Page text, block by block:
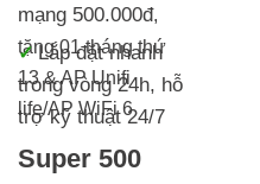
mạng 500.000đ,
tặng 01 tháng thứ
13 & AP Unifi
life/AP WiFi 6
✓ Lắp đặt nhanh
trong vòng 24h, hỗ
trợ kỹ thuật 24/7
Super 500